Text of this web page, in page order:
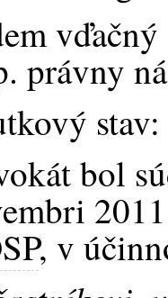
vďačný
právny
stav:
bol
, v